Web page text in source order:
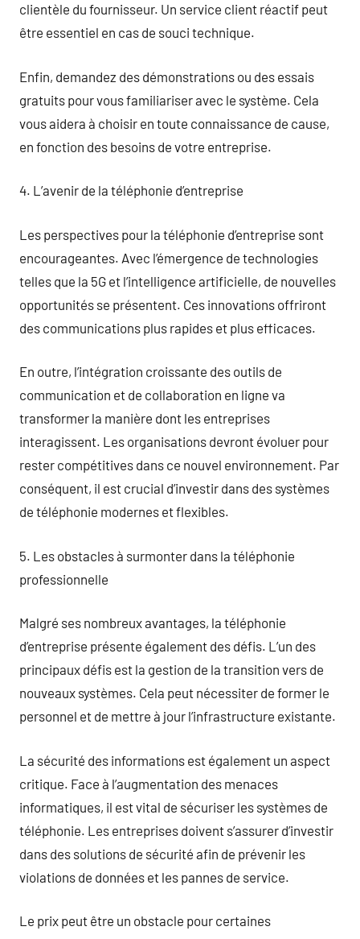
clientèle du fournisseur. Un service client réactif peut
être essentiel en cas de souci technique.
Enfin, demandez des démonstrations ou des essais
gratuits pour vous familiariser avec le système. Cela
vous aidera à choisir en toute connaissance de cause,
en fonction des besoins de votre entreprise.
4. L’avenir de la téléphonie d’entreprise
Les perspectives pour la téléphonie d’entreprise sont
encourageantes. Avec l’émergence de technologies
telles que la 5G et l’intelligence artificielle, de nouvelles
opportunités se présentent. Ces innovations offriront
des communications plus rapides et plus efficaces.
En outre, l’intégration croissante des outils de
communication et de collaboration en ligne va
transformer la manière dont les entreprises
interagissent. Les organisations devront évoluer pour
rester compétitives dans ce nouvel environnement. Par
conséquent, il est crucial d’investir dans des systèmes
de téléphonie modernes et flexibles.
5. Les obstacles à surmonter dans la téléphonie
professionnelle
Malgré ses nombreux avantages, la téléphonie
d’entreprise présente également des défis. L’un des
principaux défis est la gestion de la transition vers de
nouveaux systèmes. Cela peut nécessiter de former le
personnel et de mettre à jour l’infrastructure existante.
La sécurité des informations est également un aspect
critique. Face à l’augmentation des menaces
informatiques, il est vital de sécuriser les systèmes de
téléphonie. Les entreprises doivent s’assurer d’investir
dans des solutions de sécurité afin de prévenir les
violations de données et les pannes de service.
Le prix peut être un obstacle pour certaines